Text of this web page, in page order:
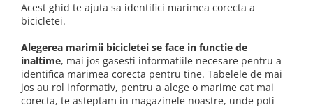
Damă
Piese butuci
Butuci față
Butuci pedalieri
Filet
Press-fit
Cadre
Diverse
Huse și suporți telefon
Localizare GPS
Lumini și reflectorizante
Căciuli, Șepci, Bandane
Rucsaci
Ochelari
Huse Pantofi
Acest ghid te ajuta sa identifici marimea corecta a
bicicletei.
Alegerea marimii bicicletei se face in functie de
inaltime, mai jos gasesti informatiile necesare pentru a
identifica marimea corecta pentru tine. Tabelele de mai
jos au rol informativ, pentru a alege o marime cat mai
corecta, te asteptam in magazinele noastre, unde poti